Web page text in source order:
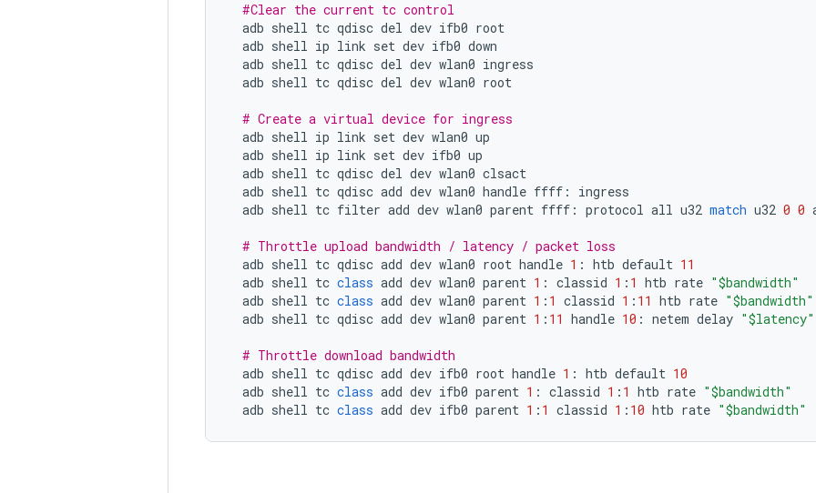
#Clear the current tc control
adb shell tc qdisc del dev ifb0 root
adb shell ip link set dev ifb0 down
adb shell tc qdisc del dev wlan0 ingress
adb shell tc qdisc del dev wlan0 root
# Create a virtual device for ingress
adb shell ip link set dev wlan0 up
adb shell ip link set dev ifb0 up
adb shell tc qdisc del dev wlan0 clsact
adb shell tc qdisc add dev wlan0 handle ffff :
ingress
adb shell tc filter add dev wlan0 parent ffff : protocol all u32 match u32 0 0
# Throttle upload bandwidth / latency / packet loss
adb shell tc qdisc add dev wlan0 root handle 1 : htb default 11
adb shell tc class add dev wlan0 parent 1 : classid 1 : 1 htb rate "$bandwidth"
adb shell tc class add dev wlan0 parent 1 : 1 classid 1 : 11 htb rate "$bandwidth"
adb shell tc qdisc add dev wlan0 parent 1 : 11 handle 10 : netem delay "$latency"
# Throttle download bandwidth
adb shell tc qdisc add dev ifb0 root handle 1 : htb default 10
adb shell tc class add dev ifb0 parent 1 : classid 1 : 1 htb rate "$bandwidth"
adb shell tc class add dev ifb0 parent 1 : 1 classid 1 : 10 htb rate "$bandwidth"